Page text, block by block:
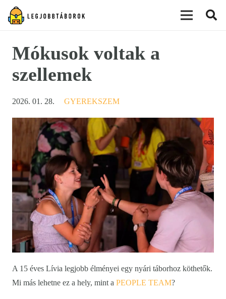
Mókusok voltak a
szellemek
2026. 01. 28. GYEREKSZEM
A 15 éves Lívia legjobb élményei egy nyári táborhoz köthetők.
Mi más lehetne ez a hely, mint a PEOPLE TEAM?